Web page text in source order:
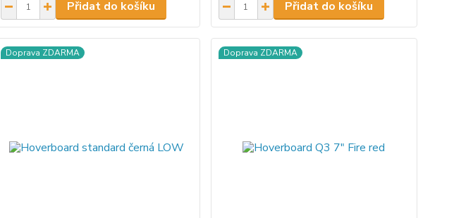
Přidat do košíku Přidat do košíku
Doprava ZDARMA Doprava ZDARMA